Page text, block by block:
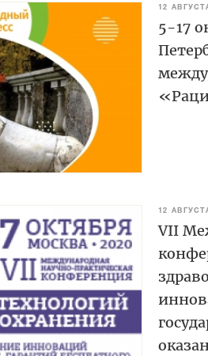
12
5-17
12
VII